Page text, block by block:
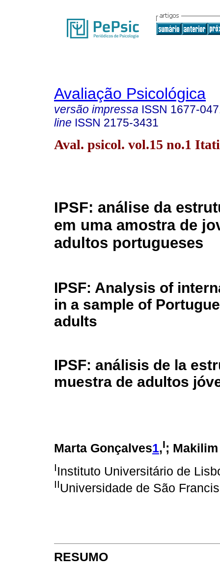
Avaliação Psicológica
versão impressa ISSN 1677-
line ISSN 2175-3431
Aval. psicol. vol.15 no.1
IPSF: análise da
em uma amostra de
adultos portugueses
IPSF: Analysis of
in a sample of
adults
IPSF: análisis de la
muestra de adultos
Marta Gonçalves1,I;
IInstituto Universitário de
IIUniversidade de São
RESUMO